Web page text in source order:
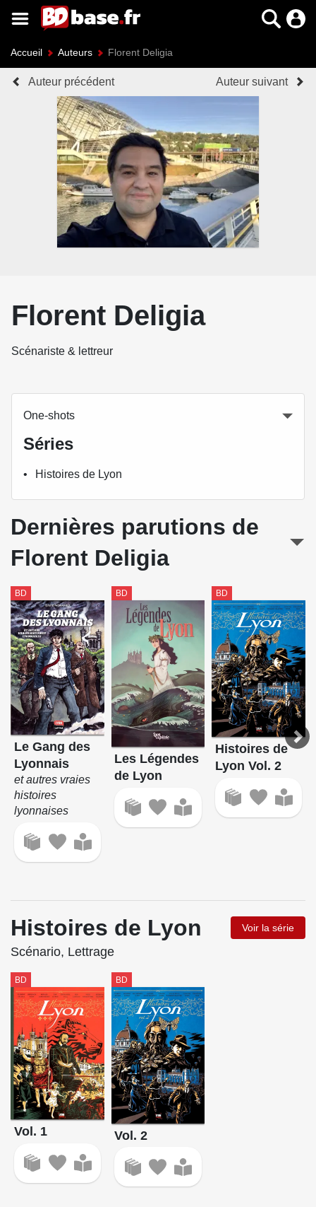
Accueil Auteurs Florent Deligia
Auteur précédent Auteur suivant
Florent Deligia
Scénariste & lettreur
One-shots
Séries
Histoires de Lyon
Dernières parutions de
Florent Deligia
BD
Le Gang des
Lyonnais
et autres vraies
histoires
lyonnaises
BD
Les Légendes
de Lyon
BD
Histoires de
Lyon Vol. 2
Histoires de Lyon Voir la série
Scénario, Lettrage
BD
Vol. 1
BD
Vol. 2